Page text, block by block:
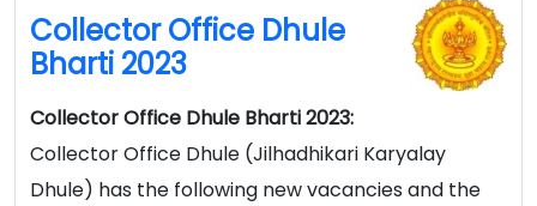
Collector Office Dhule
Bharti 2023
Collector Office Dhule Bharti 2023:
Collector Office Dhule (Jilhadhikari Karyalay
Dhule) has the following new vacancies and the